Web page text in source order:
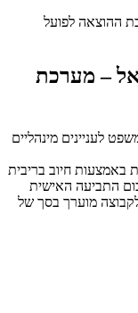
ההוצאה לפועל
– מערכת
לעניינים מינהליים
באמצעות חיוב בריבית
התביעה האישית
הכולל לקבוצה מוערך בסך של